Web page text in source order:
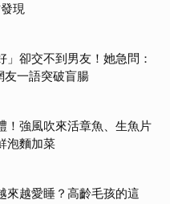
現
」卻交不到男友！她急問：
友一語突破盲腸
！強風吹來活章魚、生魚片
泡麵加菜
來越愛睡？高齡毛孩的這